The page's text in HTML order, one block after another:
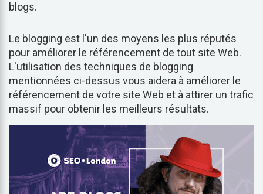
blogs.
Le blogging est l'un des moyens les plus réputés
pour améliorer le référencement de tout site Web.
L'utilisation des techniques de blogging
mentionnées ci-dessus vous aidera à améliorer le
référencement de votre site Web et à attirer un trafic
massif pour obtenir les meilleurs résultats.